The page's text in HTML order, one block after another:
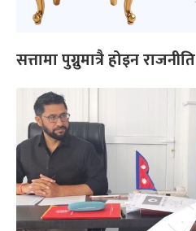
सत्तामा पुग्नुमात्रै होइन राजनीति